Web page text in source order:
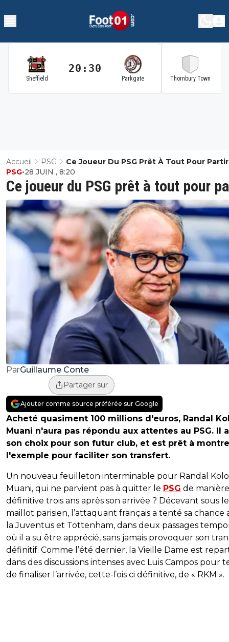
Sheffield
20:30
Parkgate Thornbury Town
Accueil PSG Ce Joueur Du PSG Prêt À Tout Pour Partir
Ce joueur du PSG prêt à tout pour
PSG•28 JUIN , 8:20
ParGuillaume Conte
Partager sur
Ajouter comme source préférée sur Google
Acheté quasiment 100 millions d'euros, Randal
Muani n'aura pas répondu aux attentes au PSG. Il
son choix pour son futur club, et est prêt à
l'exemple pour faciliter son transfert.
Un nouveau feuilleton interminable pour Randal
Muani, qui ne parvient pas à quitter le PSG de manière
définitive trois ans après son arrivée ? Décevant sous le
maillot parisien, l’attaquant français a tenté sa chance
la Juventus et Tottenham, dans deux passages
où il a su être apprécié, sans jamais provoquer son
définitif. Comme l’été dernier, la Vieille Dame est
dans des discussions intenses avec Luis Campos pour
de finaliser l’arrivée, cette-fois ci définitive, de « RKM ».